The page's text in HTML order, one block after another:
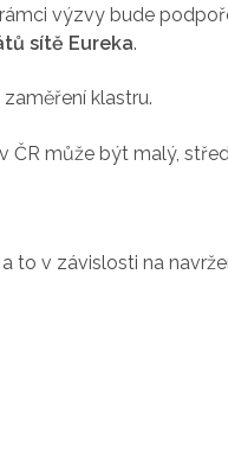
výzvy bude
sítě Eureka.
klastru.
ČR může být malý,
v závislosti na